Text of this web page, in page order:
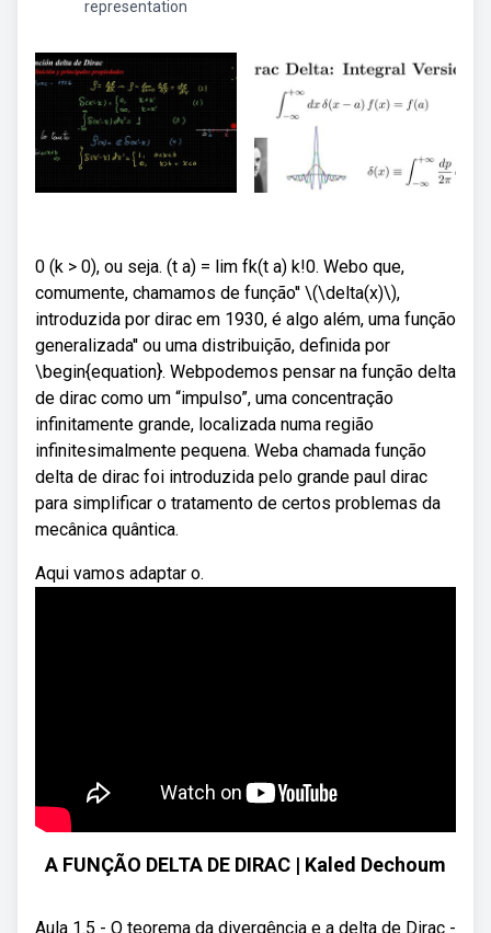
representation
0 (k > 0), ou seja. (t a) = lim fk(t a) k!0. Webo que,
comumente, chamamos de função'' \(\delta(x)\),
introduzida por dirac em 1930, é algo além, uma função
generalizada'' ou uma distribuição, definida por
\begin{equation}. Webpodemos pensar na função delta
de dirac como um “impulso”, uma concentração
infinitamente grande, localizada numa região
infinitesimalmente pequena. Weba chamada função
delta de dirac foi introduzida pelo grande paul dirac
para simplificar o tratamento de certos problemas da
mecânica quântica.
Aqui vamos adaptar o.
A FUNÇÃO DELTA DE DIRAC | Kaled Dechoum
Aula 1.5 - O teorema da divergência e a delta de Dirac -